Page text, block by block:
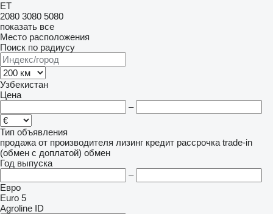
ET
2080 3080 5080
показать все
Место расположения
Поиск по радиусу
Узбекистан
Цена
–
Тип объявления
продажа от производителя лизинг кредит рассрочка trade-in
(обмен с доплатой) обмен
Год выпуска
–
Евро
Euro 5
Agroline ID